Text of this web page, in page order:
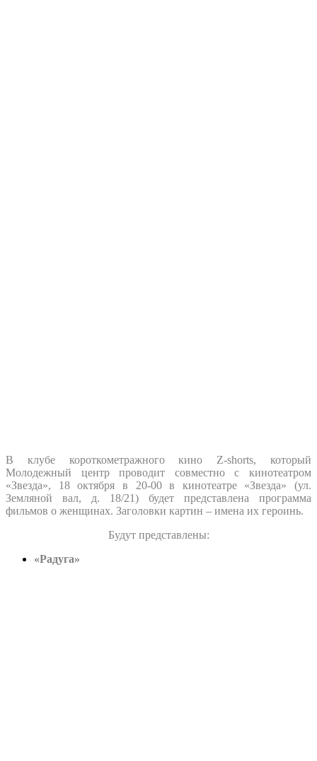
В клубе короткометражного кино Z-shorts, который
Молодежный центр проводит совместно с кинотеатром
«Звезда», 18 октября в 20-00 в кинотеатре «Звезда» (ул.
Земляной вал, д. 18/21) будет представлена программа
фильмов о женщинах. Заголовки картин – имена их героинь.
Будут представлены:
«Радуга»